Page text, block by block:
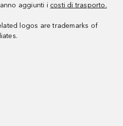
aggiunti i costi di trasporto.
logos are trademarks of